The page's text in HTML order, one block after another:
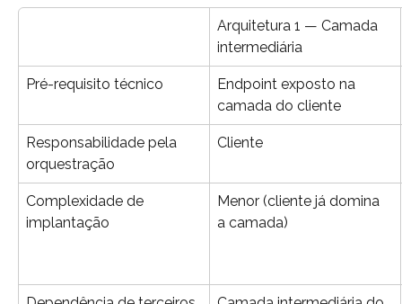
Arquitetura 1 — Camada
intermediária
Pré-requisito técnico
Endpoint exposto na
camada do cliente
Responsabilidade pela
orquestração
Cliente
Complexidade de
implantação
Menor (cliente já domina
a camada)